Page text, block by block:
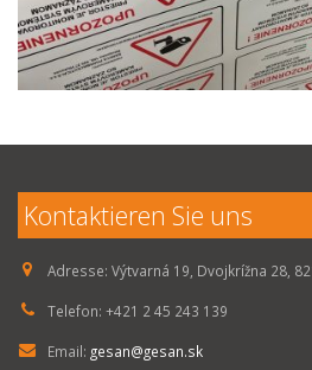
Kontaktieren Sie uns
Adresse: Výtvarná 19, Dvojkrížna 28,
Telefon: +421 2 45 243 139
Email: gesan@gesan.sk